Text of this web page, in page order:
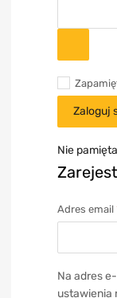
Zaloguj
Nie
Adres email
Na adres
ustawienia